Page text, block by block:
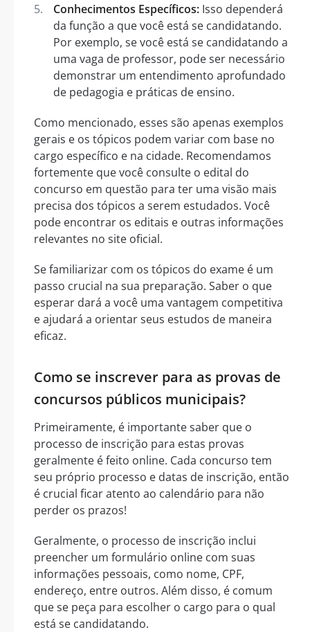
Conhecimentos Específicos: Isso dependerá
da função a que você está se candidatando.
Por exemplo, se você está se candidatando a
uma vaga de professor, pode ser necessário
demonstrar um entendimento aprofundado
de pedagogia e práticas de ensino.
Como mencionado, esses são apenas exemplos
gerais e os tópicos podem variar com base no
cargo específico e na cidade. Recomendamos
fortemente que você consulte o edital do
concurso em questão para ter uma visão mais
precisa dos tópicos a serem estudados. Você
pode encontrar os editais e outras informações
relevantes no site oficial.
Se familiarizar com os tópicos do exame é um
passo crucial na sua preparação. Saber o que
esperar dará a você uma vantagem competitiva
e ajudará a orientar seus estudos de maneira
eficaz.
Como se inscrever para as provas de
concursos públicos municipais?
Primeiramente, é importante saber que o
processo de inscrição para estas provas
geralmente é feito online. Cada concurso tem
seu próprio processo e datas de inscrição, então
é crucial ficar atento ao calendário para não
perder os prazos!
Geralmente, o processo de inscrição inclui
preencher um formulário online com suas
informações pessoais, como nome, CPF,
endereço, entre outros. Além disso, é comum
que se peça para escolher o cargo para o qual
está se candidatando.